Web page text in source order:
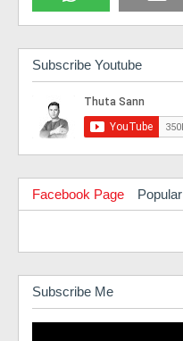
Subscribe Youtube
Facebook Page Popular
Subscribe Me